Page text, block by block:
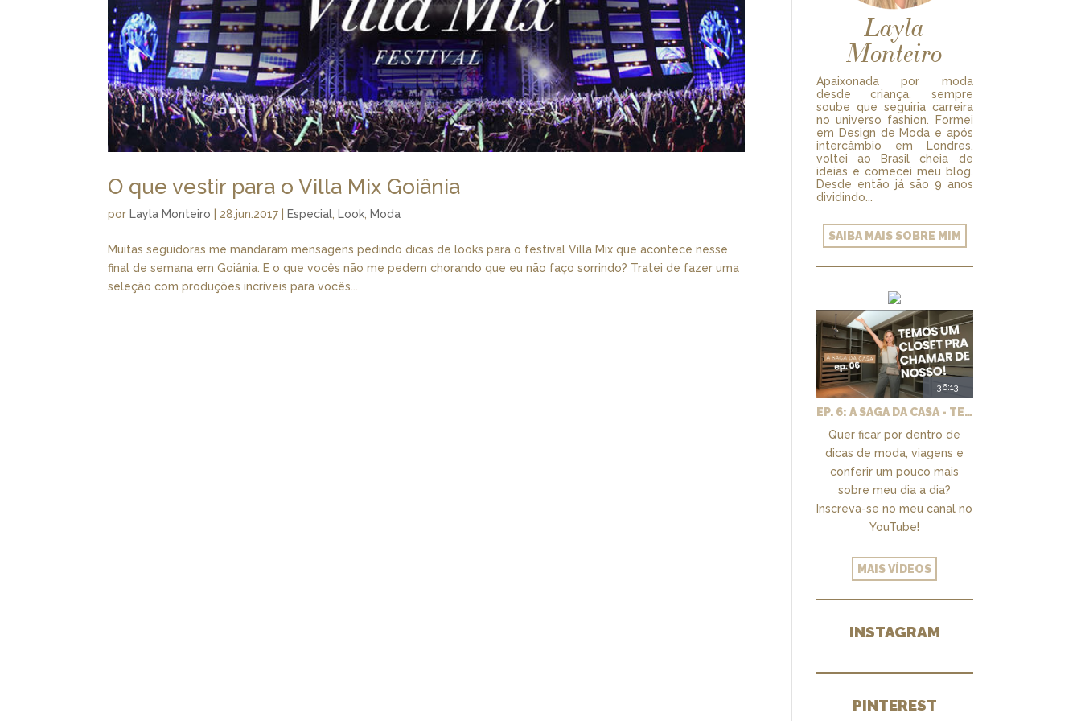
O que vestir para o Villa Mix Goiânia
por Layla Monteiro 28.jun.2017 Especial, Look, Moda
Muitas seguidoras me mandaram mensagens pedindo dicas de looks para o festival Villa Mix que acontece nesse
final de semana em Goiânia. E o que vocês não me pedem chorando que eu não faço sorrindo? Tratei de fazer uma
seleção com produções incríveis para vocês...
Layla
Monteiro
Apaixonada por moda
desde criança, sempre
soube que seguiria carreira
no universo fashion. Formei
em Design de Moda e após
intercâmbio em Londres,
voltei ao Brasil cheia de
ideias e comecei meu blog.
Desde então já são 9 anos
dividindo...
SAIBA MAIS SOBRE MIM
36:13
EP. 6: A SAGA DA CASA - TEMOS UM CLOSET PRA CHAMAR DE NOSSO + MARCENARIA E PAISAGISMO
Quer ficar por dentro de
dicas de moda, viagens e
conferir um pouco mais
sobre meu dia a dia?
Inscreva-se no meu canal no
YouTube!
MAIS VÍDEOS
INSTAGRAM
PINTEREST